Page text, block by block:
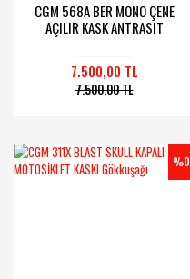
CGM 568A BER MONO ÇENE
AÇILIR KASK ANTRASIT
7.500,00 TL
7.500,00 TL
%0